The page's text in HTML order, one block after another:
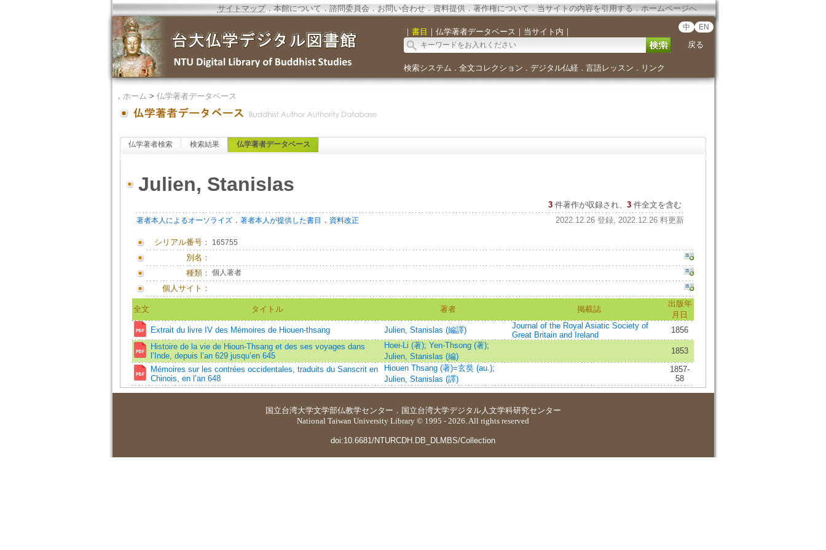
サイトマップ．本館について．諮問委員会． お問い合わせ． 資料提供．著作権について．当サイトの内容を引用する．ホームページへ
｜ 書目 ｜ 仏学著者データベース ｜ 当サイト内 ｜ 中 EN
戻る
検索システム ． 全文コレクション ． デジタル仏経． 言語レッスン ． リンク
． ホーム > 仏学著者データベース
仏学著者検索 検索結果 仏学著者データベース
Julien, Stanislas
3 件著作が収録され、 3件全文を含む
著者本人によるオーソライズ． 著者本人が提供した書目 ． 資料改正 2022.12.26 登録, 2022.12.26 料更新
シリアル番号： 165755
別名：
種類： 個人著者
個人サイト：
全文 タイトル 著者 掲載誌
出版年
月日
Extrait du livre IV des Mémoires de Hiouen-thsang
Julien, Stanislas (編譯)
Journal of the Royal Asiatic Society of
Great Britain and Ireland
1856
Histoire de la vie de Hioun-Thsang et des ses voyages dans
l’Inde, depuis l’an 629 jusqu’en 645
Hoei-Li (著); Yen-Thsong (著);
Julien, Stanislas (編)
1853
Mémoires sur les contrées occidentales, traduits du Sanscrit en
Chinois, en l’an 648
Hiouen Thsang (著)=玄奘 (au.);
Julien, Stanislas (譯)
1857-
58
国立台湾大学文学部仏教学センター ． 国立台湾大学デジタル人文学科研究センター
National Taiwan University Library © 1995 - 2026. All rights reserved
doi:10.6681/NTURCDH.DB_DLMBS/Collection